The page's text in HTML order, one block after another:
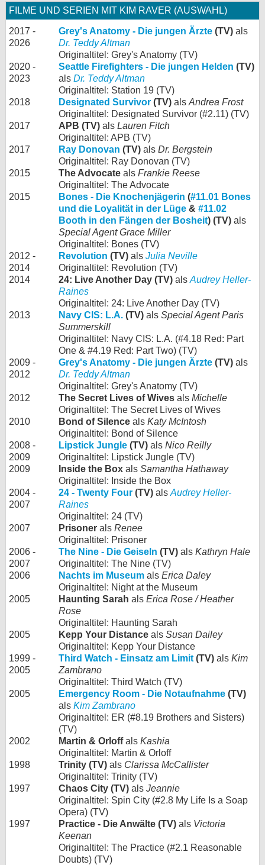
FILME UND SERIEN MIT KIM RAVER (AUSWAHL)
2017 -
2026
Grey's Anatomy - Die jungen Ärzte (TV) als
Dr. Teddy Altman
Originaltitel: Grey's Anatomy (TV)
2020 -
2023
Seattle Firefighters - Die jungen Helden (TV)
als Dr. Teddy Altman
Originaltitel: Station 19 (TV)
2018
Designated Survivor (TV) als Andrea Frost
Originaltitel: Designated Survivor (#2.11) (TV)
2017
APB (TV) als Lauren Fitch
Originaltitel: APB (TV)
2017
Ray Donovan (TV) als Dr. Bergstein
Originaltitel: Ray Donovan (TV)
2015
The Advocate als Frankie Reese
Originaltitel: The Advocate
2015
Bones - Die Knochenjägerin (#11.01 Bones
und die Loyalität in der Lüge & #11.02
Booth in den Fängen der Bosheit) (TV) als
Special Agent Grace Miller
Originaltitel: Bones (TV)
2012 -
2014
Revolution (TV) als Julia Neville
Originaltitel: Revolution (TV)
2014
24: Live Another Day (TV) als Audrey Heller-
Raines
Originaltitel: 24: Live Another Day (TV)
2013
Navy CIS: L.A. (TV) als Special Agent Paris
Summerskill
Originaltitel: Navy CIS: L.A. (#4.18 Red: Part
One & #4.19 Red: Part Two) (TV)
2009 -
2012
Grey's Anatomy - Die jungen Ärzte (TV) als
Dr. Teddy Altman
Originaltitel: Grey's Anatomy (TV)
2012
The Secret Lives of Wives als Michelle
Originaltitel: The Secret Lives of Wives
2010
Bond of Silence als Katy McIntosh
Originaltitel: Bond of Silence
2008 -
2009
Lipstick Jungle (TV) als Nico Reilly
Originaltitel: Lipstick Jungle (TV)
2009
Inside the Box als Samantha Hathaway
Originaltitel: Inside the Box
2004 -
2007
24 - Twenty Four (TV) als Audrey Heller-
Raines
Originaltitel: 24 (TV)
2007
Prisoner als Renee
Originaltitel: Prisoner
2006 -
2007
The Nine - Die Geiseln (TV) als Kathryn Hale
Originaltitel: The Nine (TV)
2006
Nachts im Museum als Erica Daley
Originaltitel: Night at the Museum
2005
Haunting Sarah als Erica Rose / Heather
Rose
Originaltitel: Haunting Sarah
2005
Kepp Your Distance als Susan Dailey
Originaltitel: Kepp Your Distance
1999 -
2005
Third Watch - Einsatz am Limit (TV) als Kim
Zambrano
Originaltitel: Third Watch (TV)
2005
Emergency Room - Die Notaufnahme (TV)
als Kim Zambrano
Originaltitel: ER (#8.19 Brothers and Sisters)
(TV)
2002
Martin & Orloffals Kashia
Originaltitel: Martin & Orloff
1998
Trinity (TV) als Clarissa McCallister
Originaltitel: Trinity (TV)
1997
Chaos City (TV) als Jeannie
Originaltitel: Spin City (#2.8 My Life Is a Soap
Opera) (TV)
1997
Practice - Die Anwälte (TV) als Victoria
Keenan
Originaltitel: The Practice (#2.1 Reasonable
Doubts) (TV)